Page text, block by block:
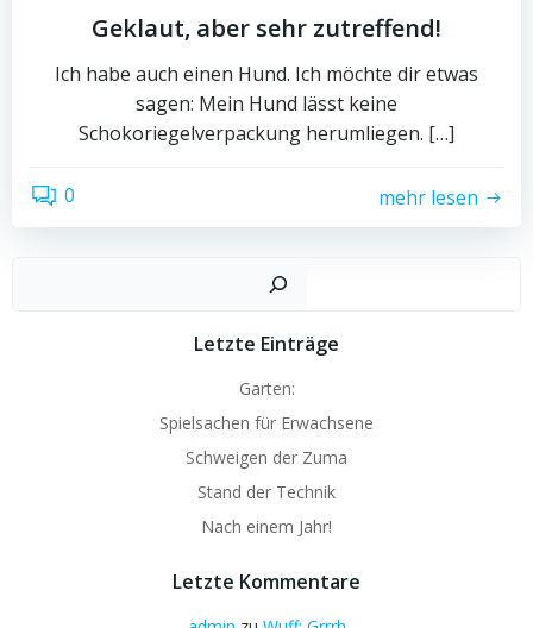
Geklaut, aber sehr zutreffend!
Ich habe auch einen Hund. Ich möchte dir etwas
sagen: Mein Hund lässt keine
Schokoriegelverpackung herumliegen. […]
0 mehr lesen
Letzte Einträge
Garten:
Spielsachen für Erwachsene
Schweigen der Zuma
Stand der Technik
Nach einem Jahr!
Letzte Kommentare